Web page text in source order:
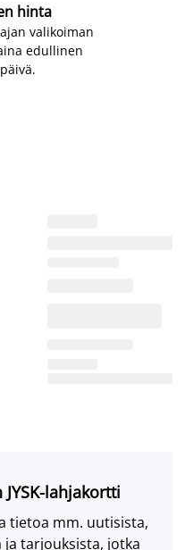
hinta
valikoiman
edullinen
lahjakortti
tietoa mm. uutisista,
tarjouksista, jotka